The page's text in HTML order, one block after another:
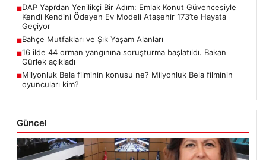
■DAP Yapı’dan Yenilikçi Bir Adım: Emlak Konut Güvencesiyle
Kendi Kendini Ödeyen Ev Modeli Ataşehir 173’te Hayata
Geçiyor
■Bahçe Mutfakları ve Şık Yaşam Alanları
■16 ilde 44 orman yangınına soruşturma başlatıldı. Bakan
Gürlek açıkladı
■Milyonluk Bela filminin konusu ne? Milyonluk Bela filminin
oyuncuları kim?
Güncel